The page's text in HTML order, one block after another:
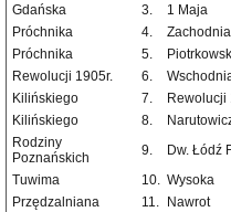
Gdańska
3.
1 Maja
Próchnika
4.
Zachodnia
Próchnika
5.
Rewolucji 1905r.
6.
Kilińskiego
7.
Rewolucji
Kilińskiego
8.
Rodziny
Poznańskich
9.
Dw. Łódź
Tuwima
10. Wysoka
Przędzalniana
11.
Nawrot